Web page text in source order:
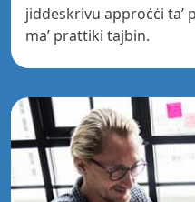
jiddeskrivu approċċi
ma’ prattiki tajbin.